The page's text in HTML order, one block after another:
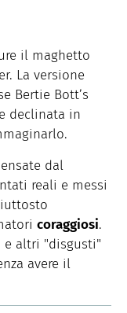
il maghetto
La versione
Bertie Bott’s
declinata in
dal
reali e messi
coraggiosi.
e altri "disgusti"
avere il